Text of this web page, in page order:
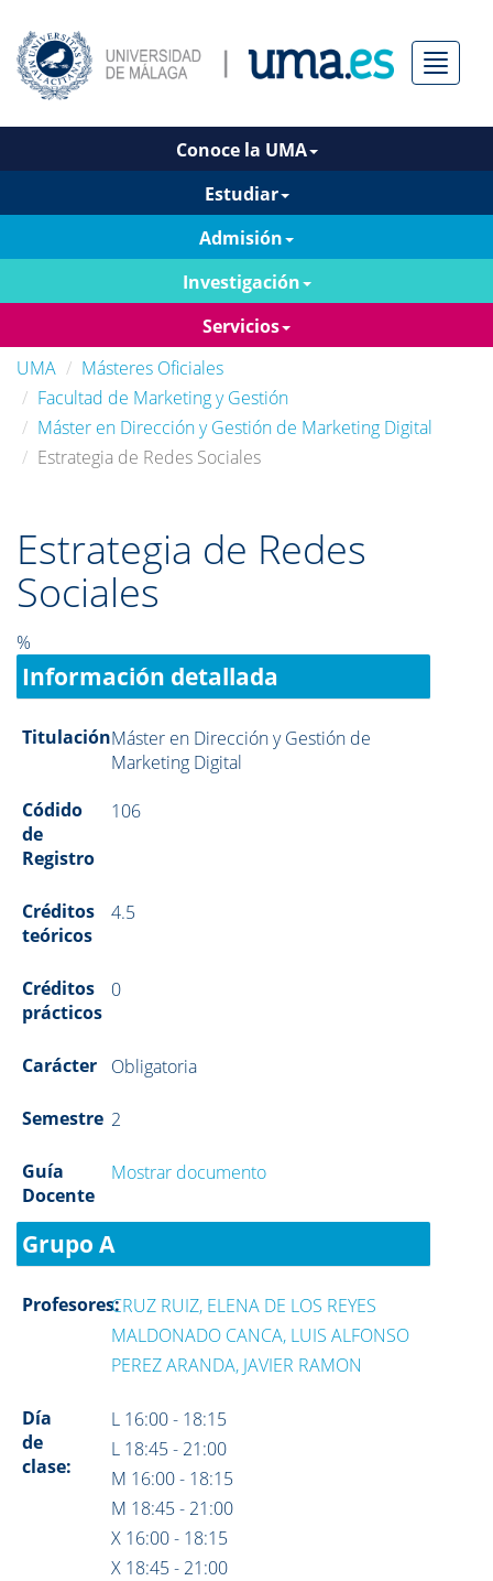
Menú
Conoce la UMA
Estudiar
Admisión
Investigación
Servicios
UMA
Másteres Oficiales
Facultad de Marketing y Gestión
Máster en Dirección y Gestión de Marketing Digital
Estrategia de Redes Sociales
Estrategia de Redes
Sociales
%
Información detallada
TitulaciónMáster en Dirección y Gestión de
Marketing Digital
Códido
de
Registro
106
Créditos
teóricos
4.5
Créditos
prácticos
0
Carácter Obligatoria
Semestre 2
Guía
Docente
Mostrar documento
Grupo A
Profesores:CRUZ RUIZ, ELENA DE LOS REYES
MALDONADO CANCA, LUIS ALFONSO
PEREZ ARANDA, JAVIER RAMON
Día
de
clase:
L 16:00 - 18:15
L 18:45 - 21:00
M 16:00 - 18:15
M 18:45 - 21:00
X 16:00 - 18:15
X 18:45 - 21:00